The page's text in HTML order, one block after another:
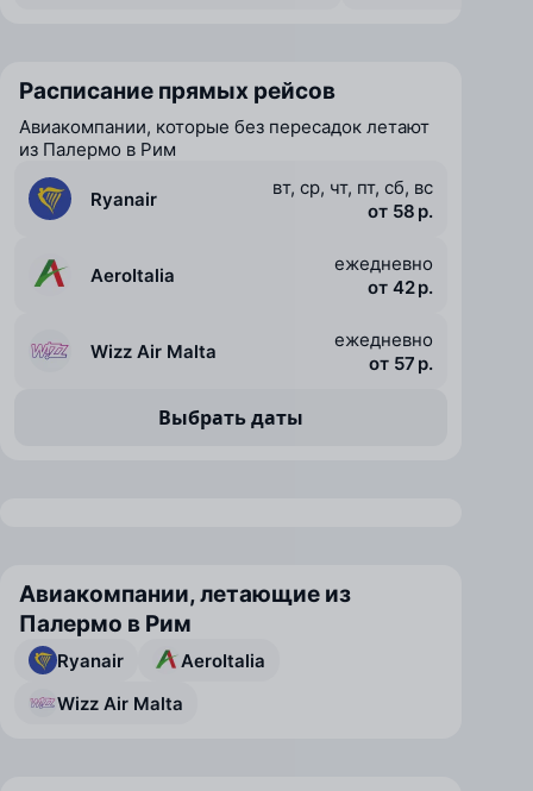
Расписание прямых рейсов
Авиакомпании, которые без пересадок летают
из Палермо в Рим
Ryanair
вт, ср, чт, пт, сб, вс
от 58 р.
AeroItalia
ежедневно
от 42 р.
Wizz Air Malta
ежедневно
от 57 р.
Выбрать даты
Авиакомпании, летающие из
Палермо в Рим
Ryanair
AeroItalia
Wizz Air Malta